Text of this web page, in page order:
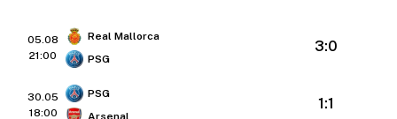
05.08
21:00
Real Mallorca
PSG
3:0
30.05
18:00
PSG
1:1